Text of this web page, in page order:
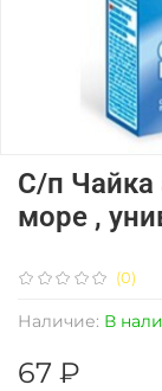
(0)
Наличие: В
С/п Чайка
море ,
67 ₽